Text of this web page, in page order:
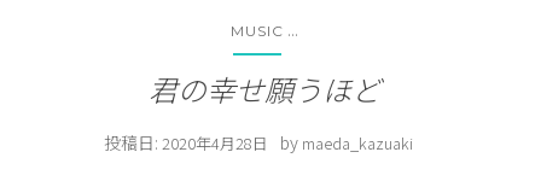
MUSIC ...
君の幸せ願うほど
投稿日: 2020年4月28日 by maeda_kazuaki